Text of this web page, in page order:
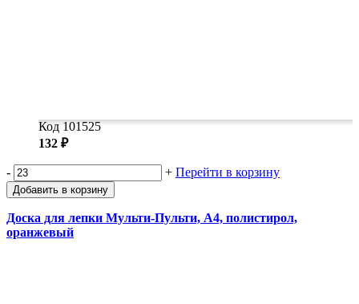
Код 101525
132 ₽
- + Перейти в корзину
Добавить в корзину
Доска для лепки Мульти-Пульти, А4, полистирол,
оранжевый